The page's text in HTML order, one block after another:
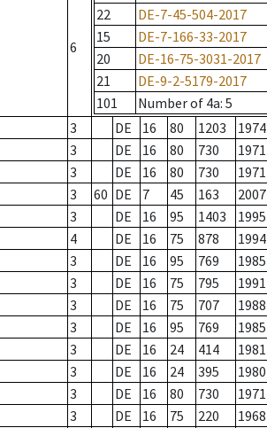
6
22
DE-7-45-504-2017
15
DE-7-166-33-2017
20
DE-16-75-3031-2017
21
DE-9-2-5179-2017
101
Number of 4a: 5
3 DE 16 80 1203
1974
3 DE 16 80 730
1971
3 DE 16 80 730
1971
3 60 DE 7 45 163
2007
3 DE 16 95 1403
1995
4 DE 16 75 878
1994
3 DE 16 95 769
1985
3 DE 16 75 795
1991
3 DE 16 75 707
1988
3 DE 16 95 769
1985
3 DE 16 24 414
1981
3 DE 16 24 395
1980
3 DE 16 80 730
1971
3 DE 16 75 220
1968